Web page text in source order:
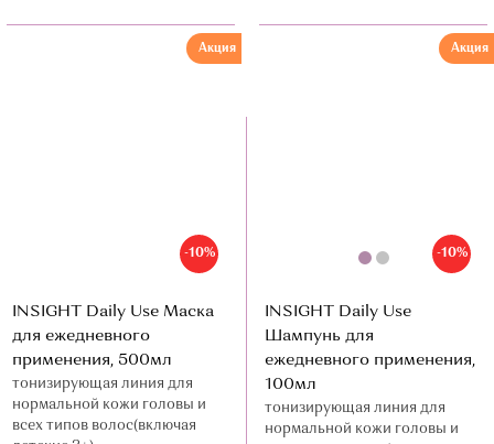
-10%
Акция
INSIGHT Daily Use Маска
для ежедневного
применения, 500мл
тонизирующая линия для
нормальной кожи головы и
всех типов волос(включая
-10%
Акция
INSIGHT Daily Use
Шампунь для
ежедневного применения,
100мл
тонизирующая линия для
нормальной кожи головы и